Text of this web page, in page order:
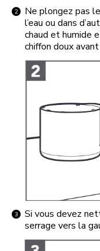
Ne plongez pas
l’eau ou dans
chaud et humide
chiffon doux
Si vous devez
serrage vers la